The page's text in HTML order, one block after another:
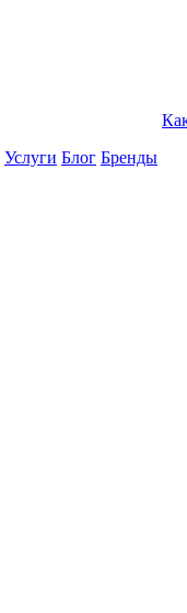
Услуги Блог Бренды